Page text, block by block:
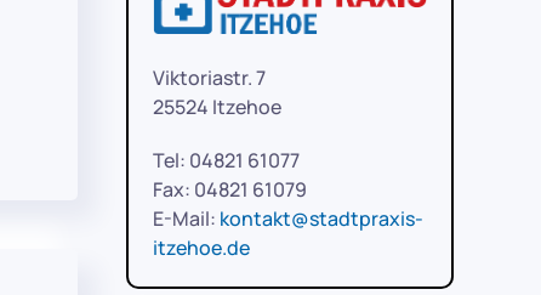
Viktoriastr. 7
25524 Itzehoe
Tel: 04821 61077
Fax: 04821 61079
E-Mail: kontakt@stadtpraxis-
itzehoe.de